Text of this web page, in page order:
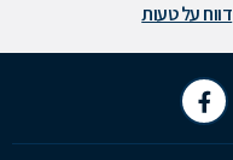
דווח על טעות